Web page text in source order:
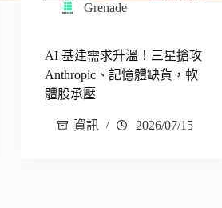
Grenade
AI 基建需求升溫！三星搶攻
Anthropic、記憶體缺貨，軟
體股承壓
資訊 2026/07/15